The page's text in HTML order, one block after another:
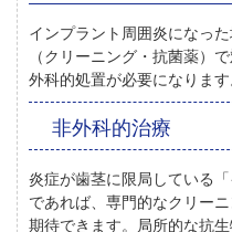
インプラント周囲炎になっ
（クリーニング・抗菌薬）
外科的処置が必要になります
非外科的治療
炎症が歯茎に限局している
であれば、専門的なクリー
期待できます。局所的な抗